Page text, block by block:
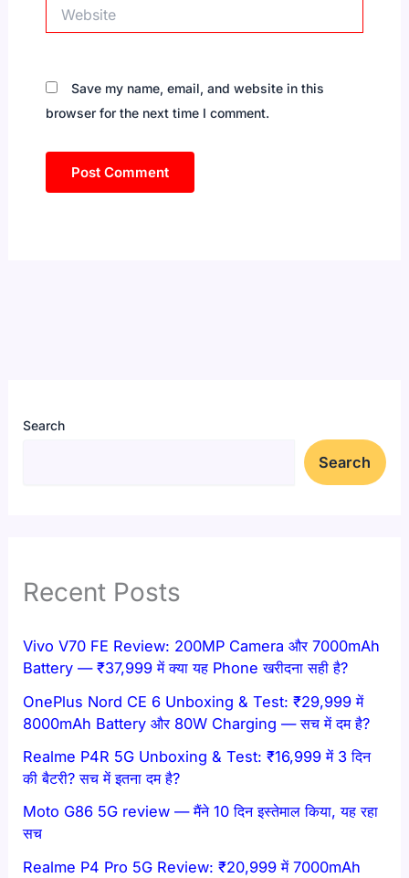
Save my name, email, and website in this
browser for the next time I comment.
Search
Search
Recent Posts
Vivo V70 FE Review: 200MP Camera और 7000mAh
Battery — ₹37,999 में क्या यह Phone खरीदना सही है?
OnePlus Nord CE 6 Unboxing & Test: ₹29,999 में
8000mAh Battery और 80W Charging — सच में दम है?
Realme P4R 5G Unboxing & Test: ₹16,999 में 3 दिन
की बैटरी? सच में इतना दम है?
Moto G86 5G review — मैंने 10 दिन इस्तेमाल किया, यह रहा
सच
Realme P4 Pro 5G Review: ₹20,999 में 7000mAh